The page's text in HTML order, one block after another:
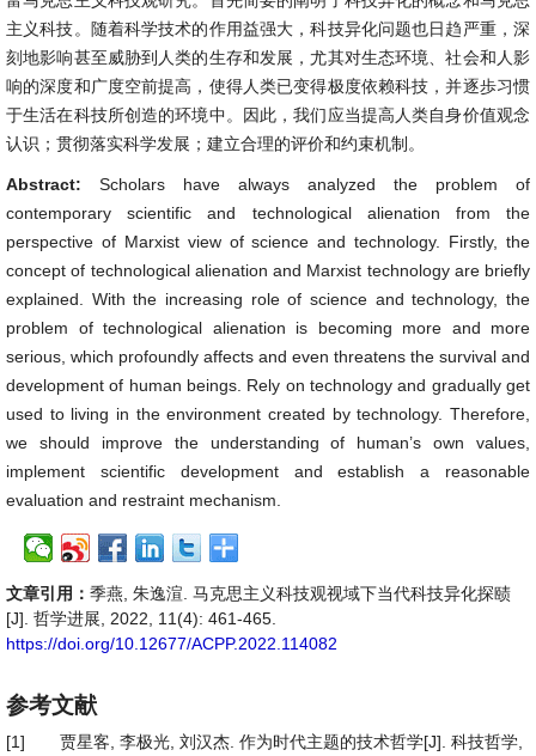
主义科技。随着科学技术的作用益强大，科技异化问题也日趋严重，深
刻地影响甚至威胁到人类的生存和发展，尤其对生态环境、社会和人影
响的深度和广度空前提高，使得人类已变得极度依赖科技，并逐歩习惯
于生活在科技所创造的环境中。因此，我们应当提高人类自身价值观念
认识；贯彻落实科学发展；建立合理的评价和约束机制。
Abstract: Scholars have always analyzed the problem of
contemporary scientific and technological alienation from the
perspective of Marxist view of science and technology. Firstly, the
concept of technological alienation and Marxist technology are briefly
explained. With the increasing role of science and technology, the
problem of technological alienation is becoming more and more
serious, which profoundly affects and even threatens the survival and
development of human beings. Rely on technology and gradually get
used to living in the environment created by technology. Therefore,
we should improve the understanding of human’s own values,
implement scientific development and establish a reasonable
evaluation and restraint mechanism.
文章引用： 季燕, 朱逸渲. 马克思主义科技观视域下当代科技异化探赜
[J]. 哲学进展, 2022, 11(4): 461-465.
https://doi.org/10.12677/ACPP.2022.114082
参考文献
[1]
贾星客, 李极光, 刘汉杰. 作为时代主题的技术哲学[J]. 科技哲学,